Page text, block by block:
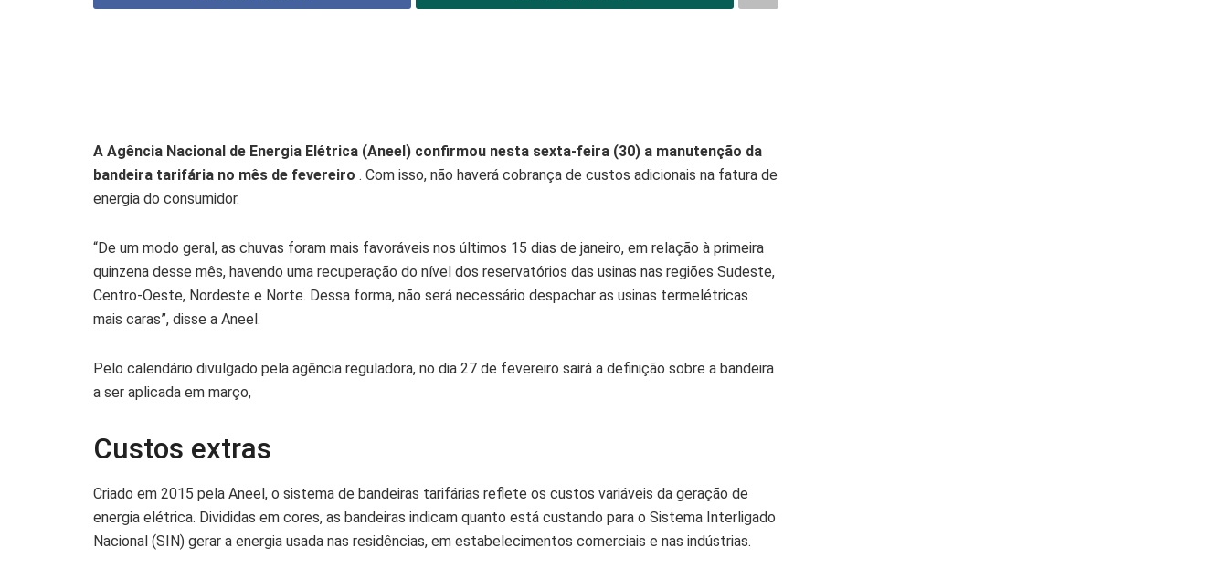
A Agência Nacional de Energia Elétrica (Aneel) confirmou nesta sexta-feira (30) a manutenção da
bandeira tarifária no mês de fevereiro . Com isso, não haverá cobrança de custos adicionais na fatura de
energia do consumidor.
“De um modo geral, as chuvas foram mais favoráveis nos últimos 15 dias de janeiro, em relação à primeira
quinzena desse mês, havendo uma recuperação do nível dos reservatórios das usinas nas regiões Sudeste,
Centro-Oeste, Nordeste e Norte. Dessa forma, não será necessário despachar as usinas termelétricas
mais caras”, disse a Aneel.
Pelo calendário divulgado pela agência reguladora, no dia 27 de fevereiro sairá a definição sobre a bandeira
a ser aplicada em março,
Custos extras
Criado em 2015 pela Aneel, o sistema de bandeiras tarifárias reflete os custos variáveis da geração de
energia elétrica. Divididas em cores, as bandeiras indicam quanto está custando para o Sistema Interligado
Nacional (SIN) gerar a energia usada nas residências, em estabelecimentos comerciais e nas indústrias.